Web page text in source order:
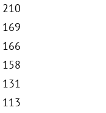
210
169
166
158
131
113